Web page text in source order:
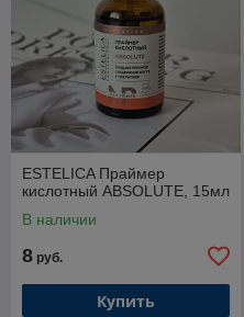
ESTELICA Праймер
кислотный ABSOLUTE, 15мл
В наличии
8 руб.
Купить